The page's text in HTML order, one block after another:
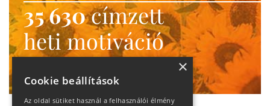
35 630címzett
heti motiváció
Ne maradj le!
×
Cookie beállítások
Az oldal sütiket használ a felhasználói élmény